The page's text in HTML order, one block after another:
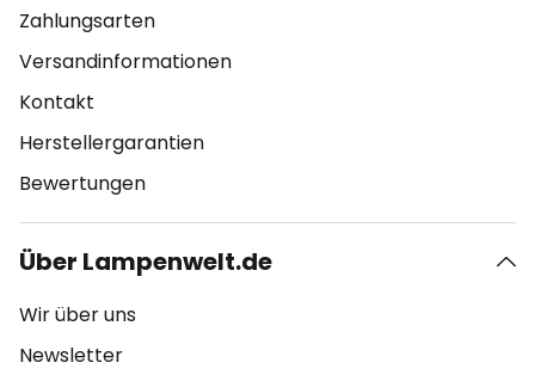
Zahlungsarten
Versandinformationen
Kontakt
Herstellergarantien
Bewertungen
Über Lampenwelt.de
Wir über uns
Newsletter